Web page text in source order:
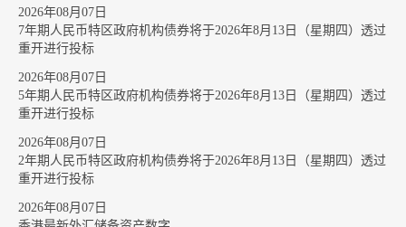
2026年08月07日
7年期人民币特区政府机构债券将于2026年8月13日（星期四）透过
重开进行投标
2026年08月07日
5年期人民币特区政府机构债券将于2026年8月13日（星期四）透过
重开进行投标
2026年08月07日
2年期人民币特区政府机构债券将于2026年8月13日（星期四）透过
重开进行投标
2026年08月07日